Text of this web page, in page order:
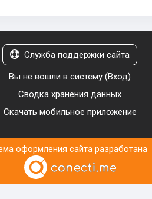
Служба поддержки сайта
Вы не вошли в систему (Вход)
Сводка хранения данных
Скачать мобильное приложение
оформления сайта разработана